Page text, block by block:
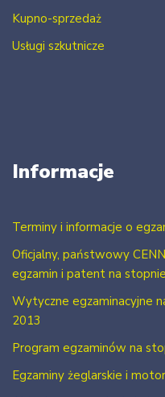
Kupno-sprzedaż
Usługi szkutnicze
Informacje
Terminy i informacje o
Oficjalny, państwowy
egzamin i patent na
Wytyczne egzaminacyjne
2013
Program egzaminów na
Egzaminy żeglarskie i